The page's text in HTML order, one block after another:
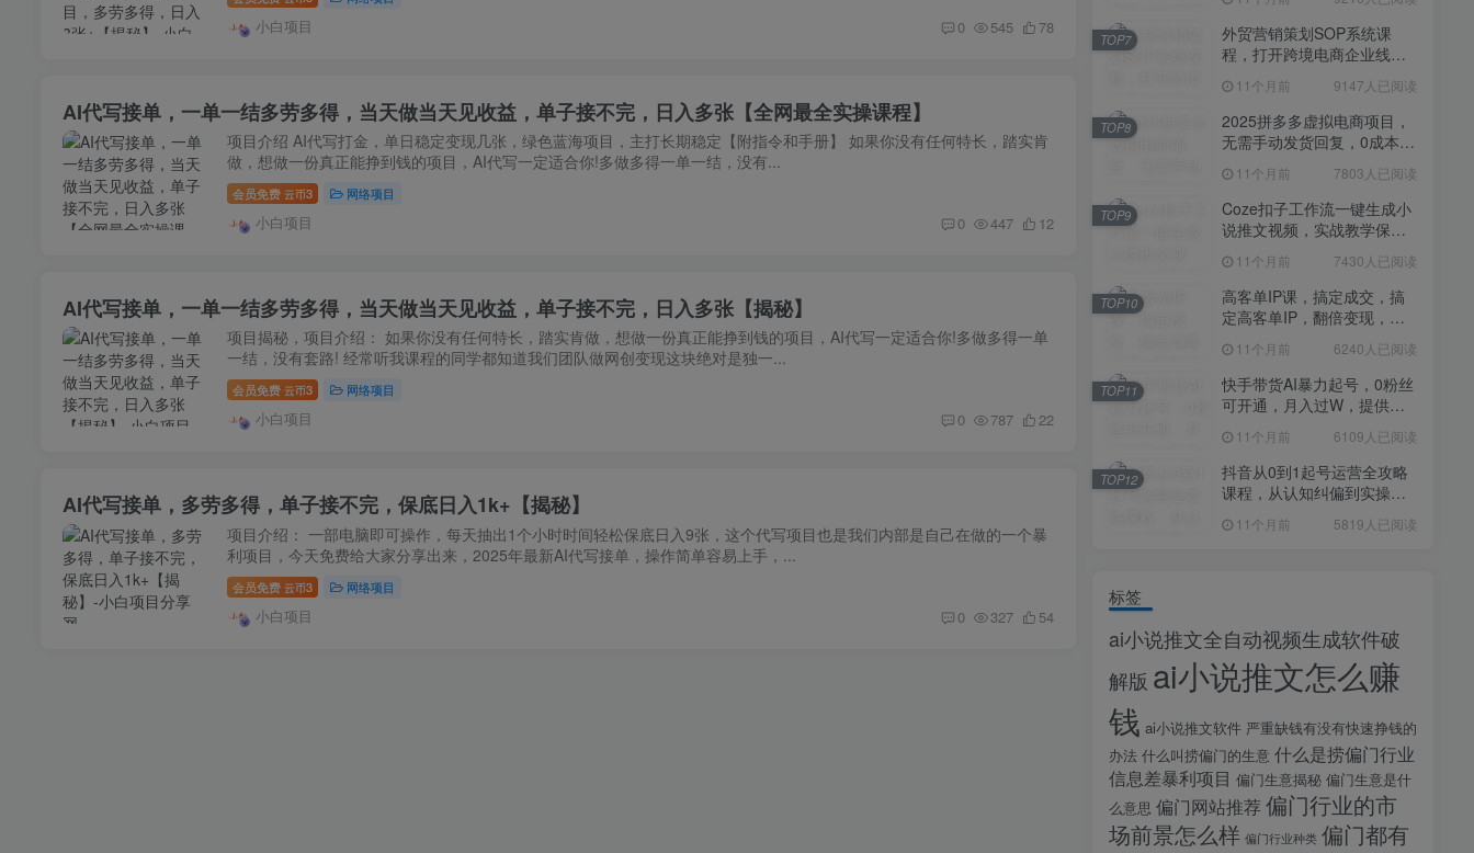
小白项目 0 545 78
AI代写接单，一单一结多劳多得，当天做当天见收益，单子接不完，日入多张【全网最全实操课程】
项目介绍 AI代写打金，单日稳定变现几张，绿色蓝海项目，主打长期稳定【附指令和手册】 如果你没有任何特长，踏实肯
做，想做一份真正能挣到钱的项目，AI代写一定适合你!多做多得一单一结，没有...
会员免费 云币3 网络项目
小白项目 0 447 12
AI代写接单，一单一结多劳多得，当天做当天见收益，单子接不完，日入多张【揭秘】
项目揭秘，项目介绍： 如果你没有任何特长，踏实肯做，想做一份真正能挣到钱的项目，AI代写一定适合你!多做多得一单
一结，没有套路! 经常听我课程的同学都知道我们团队做网创变现这块绝对是独一...
会员免费 云币3 网络项目
小白项目 0 787 22
AI代写接单，多劳多得，单子接不完，保底日入1k+【揭秘】
项目介绍： 一部电脑即可操作，每天抽出1个小时时间轻松保底日入9张，这个代写项目也是我们内部是自己在做的一个暴
利项目，今天免费给大家分享出来，2025年最新AI代写接单，操作简单容易上手，...
会员免费 云币3 网络项目
小白项目 0 327 54
可开通，月入过W，提供账
号就行，适合普通人的懒人
项目【揭秘】
11个月前 6109人已阅读
抖音从0到1起号运营全攻略
课程，从认知纠偏到实操落
地，高效起号变现
11个月前 5819人已阅读
外贸营销策划SOP系统课
程，打开跨境电商企业线上
11个月前 9147人已阅读
TOP7
2025拼多多虚拟电商项目，
无需手动发货回复，0成本，
11个月前 7803人已阅读
TOP8
Coze扣子工作流一键生成小
说推文视频，实战教学保姆
11个月前 7430人已阅读
TOP9
高客单IP课，搞定成交，搞
定高客单IP，翻倍变现，轻
11个月前 6240人已阅读
TOP10
快手带货AI暴力起号，0粉丝
可开通，月入过W，提供账
项目【揭秘】
11个月前 6109人已阅读
TOP11
抖音从0到1起号运营全攻略
课程，从认知纠偏到实操落
11个月前 5819人已阅读
TOP12
标签
ai小说推文全自动视频生成软件破
解版 ai小说推文怎么赚
钱 ai小说推文软件 严重缺钱有没有快速挣钱的
办法 什么叫捞偏门的生意 什么是捞偏门行业
信息差暴利项目 偏门生意揭秘 偏门生意是什
么意思 偏门网站推荐 偏门行业的市
场前景怎么样 偏门行业种类 偏门都有